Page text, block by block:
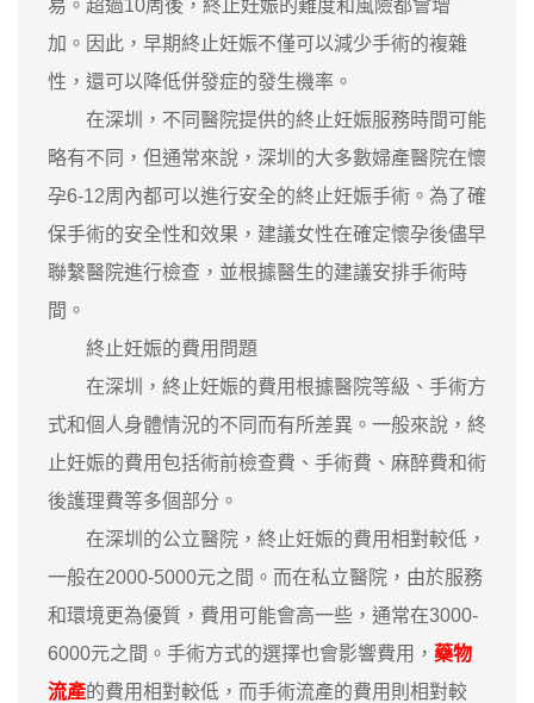
易。超過10周後，終止妊娠的難度和風險都會增
加。因此，早期終止妊娠不僅可以減少手術的複雜
性，還可以降低併發症的發生機率。
在深圳，不同醫院提供的終止妊娠服務時間可能
略有不同，但通常來說，深圳的大多數婦產醫院在懷
孕6-12周內都可以進行安全的終止妊娠手術。為了確
保手術的安全性和效果，建議女性在確定懷孕後儘早
聯繫醫院進行檢查，並根據醫生的建議安排手術時
間。
終止妊娠的費用問題
在深圳，終止妊娠的費用根據醫院等級、手術方
式和個人身體情況的不同而有所差異。一般來說，終
止妊娠的費用包括術前檢查費、手術費、麻醉費和術
後護理費等多個部分。
在深圳的公立醫院，終止妊娠的費用相對較低，
一般在2000-5000元之間。而在私立醫院，由於服務
和環境更為優質，費用可能會高一些，通常在3000-
6000元之間。手術方式的選擇也會影響費用， 藥物
流產的費用相對較低，而手術流產的費用則相對較